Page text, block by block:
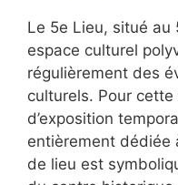
Le 5e Lieu, situé au
espace culturel
régulièrement des
culturels. Pour
d’exposition
entièrement dédiée
de lieu est